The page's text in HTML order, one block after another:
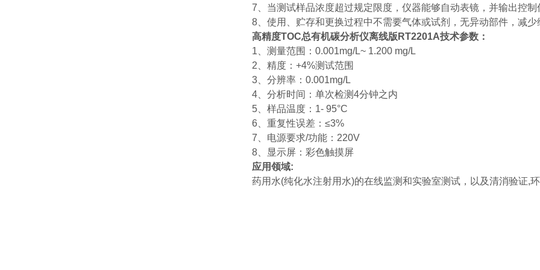
7、当测试样品浓度超过规定限度，仪器能够自动表镜，并输出控制
8、使用、贮存和更换过程中不需要气体或试剂，无异动部件，减少
高精度TOC总有机碳分析仪离线版 RT2201A技术参数：
1、测量范围：0.001mg/L~ 1.200 mg/L
2、精度：+4%测试范围
3、分辨率：0.001mg/L
4、分析时间：单次检测4分钟之内
5、样品温度：1- 95°C
6、重复性误差：≤3%
7、电源要求/功能：220V
8、显示屏：彩色触摸屏
应用领域:
药用水(纯化水注射用水)的在线监测和实验室测试，以及清消验证,